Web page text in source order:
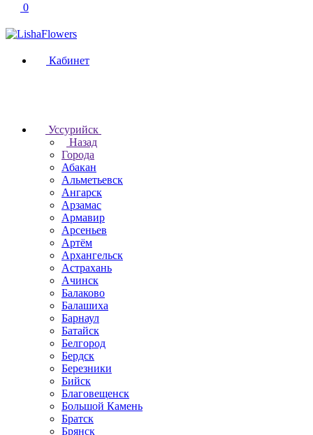
0
Кабинет
Уссурийск
Назад
Города
Абакан
Альметьевск
Ангарск
Арзамас
Армавир
Арсеньев
Артём
Архангельск
Астрахань
Ачинск
Балаково
Балашиха
Барнаул
Батайск
Белгород
Бердск
Березники
Бийск
Благовещенск
Большой Камень
Братск
Брянск